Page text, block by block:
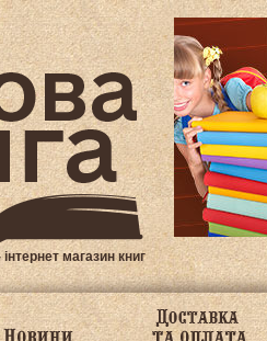
магазин книг